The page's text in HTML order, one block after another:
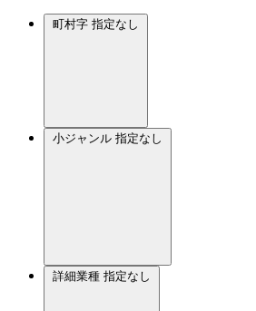
町村字 指定なし
小ジャンル 指定なし
詳細業種 指定なし